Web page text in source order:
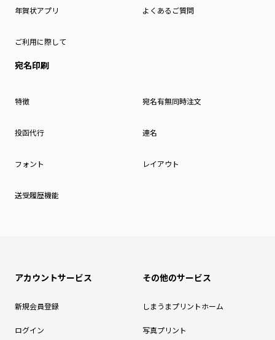
年賀状アプリ よくあるご質問
ご利用に際して
宛名印刷
特徴 宛名有無同時注文
投函代行 連名
フォント レイアウト
送受履歴機能
アカウントサービス
新規会員登録
ログイン
その他のサービス
しまうまプリントホーム
写真プリント